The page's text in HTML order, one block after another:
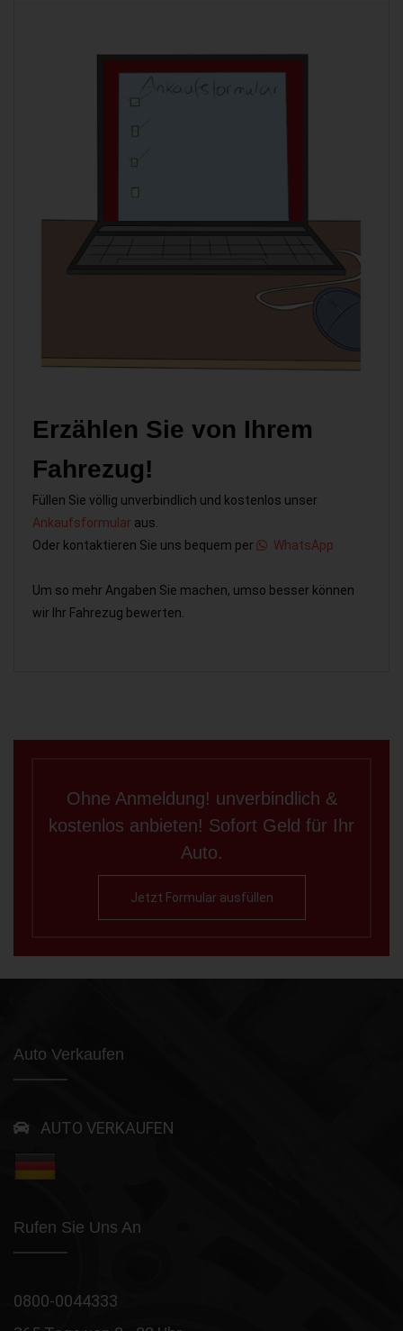
Erzählen Sie von Ihrem
Fahrezug!
Füllen Sie völlig unverbindlich und kostenlos unser
Ankaufsformular aus.
Oder kontaktieren Sie uns bequem per
WhatsApp
Um so mehr Angaben Sie machen, umso besser können
wir Ihr Fahrezug bewerten.
Ohne Anmeldung! unverbindlich &
kostenlos anbieten! Sofort Geld für Ihr
Auto.
Jetzt Formular ausfüllen
Auto Verkaufen
AUTO VERKAUFEN
Rufen Sie Uns An
0800-0044333